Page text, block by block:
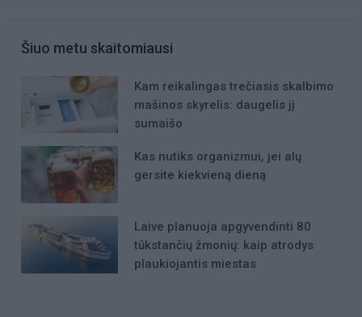
Šiuo metu skaitomiausi
Kam reikalingas trečiasis skalbimo
mašinos skyrelis: daugelis jį
sumaišo
Kas nutiks organizmui, jei alų
gersite kiekvieną dieną
Laive planuoja apgyvendinti 80
tūkstančių žmonių: kaip atrodys
plaukiojantis miestas